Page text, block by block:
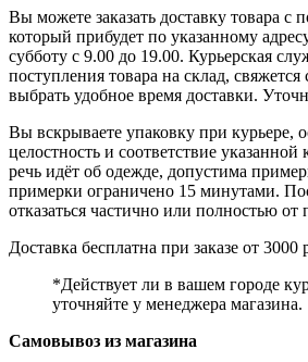
Вы можете заказать доставку товара с
который прибудет по указанному
субботу с 9.00 до 19.00. Курьерская
поступления товара на склад,
выбрать удобное время доставки.
Вы вскрываете упаковку при курьере,
целостность и соответствие
речь идёт об одежде, допустима
примерки ограничено 15 минутами.
отказаться частично или полностью от
Доставка бесплатна при заказе от 3000
*Действует ли в вашем городе
уточняйте у менеджера магазина.
Самовывоз из магазина